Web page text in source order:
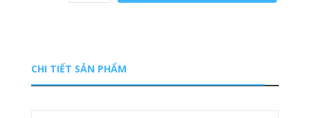
CHI TIẾT SẢN PHẨM